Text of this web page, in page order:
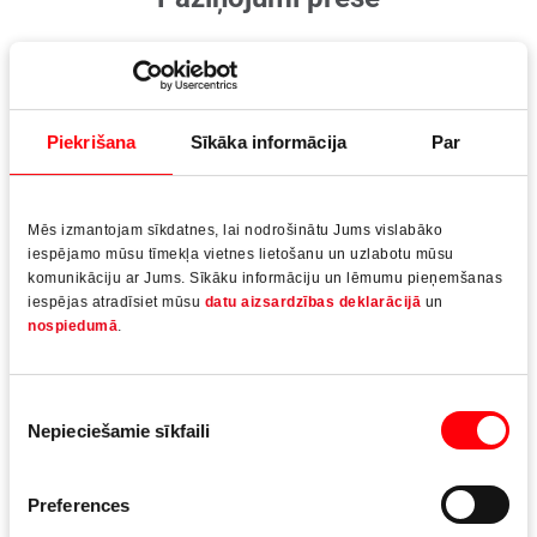
Piekrišana Sīkāka informācija Par
Mēs izmantojam sīkdatnes, lai nodrošinātu Jums vislabāko
iespējamo mūsu tīmekļa vietnes lietošanu un uzlabotu mūsu
komunikāciju ar Jums. Sīkāku informāciju un lēmumu pieņemšanas
iespējas atradīsiet mūsu datu aizsardzības deklarācijā un
nospiedumā.
izvēle
Nepieciešamie sīkfaili
Preferences
Vairāk vietas, pateicoties Roto